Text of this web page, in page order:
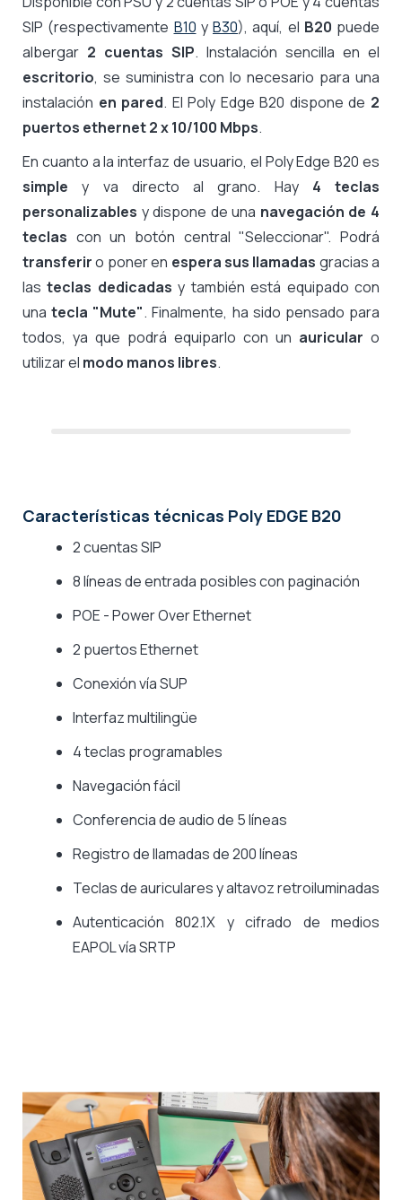
SIP (respectivamente B10 y B30), aquí, el B20 puede
albergar 2 cuentas SIP. Instalación sencilla en el
escritorio, se suministra con lo necesario para una
instalación en pared. El Poly Edge B20 dispone de 2
puertos ethernet 2 x 10/100 Mbps.
En cuanto a la interfaz de usuario, el Poly Edge B20 es
simple y va directo al grano. Hay 4 teclas
personalizables y dispone de una navegación de 4
teclas con un botón central "Seleccionar". Podrá
transferiro poner en espera sus llamadas gracias a
lasteclas dedicadas y también está equipado con
unatecla "Mute". Finalmente, ha sido pensado para
todos, ya que podrá equiparlo con un auricular o
utilizar el modo manos libres.
Características técnicas Poly EDGE B20
2 cuentas SIP
8 líneas de entrada posibles con paginación
POE - Power Over Ethernet
2 puertos Ethernet
Conexión vía SUP
Interfaz multilingüe
4 teclas programables
Navegación fácil
Conferencia de audio de 5 líneas
Registro de llamadas de 200 líneas
Teclas de auriculares y altavoz retroiluminadas
Autenticación 802.1X y cifrado de medios
EAPOL vía SRTP